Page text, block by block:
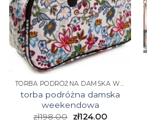
TORBA PODRÓŻNA DAMSKA WEEKENDOWA
torba podróżna damska
weekendowa
zł198.00 zł124.00